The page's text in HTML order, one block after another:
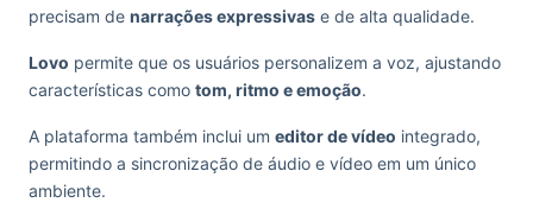
precisam de narrações expressivas e de alta qualidade.
Lovo permite que os usuários personalizem a voz, ajustando
características como tom, ritmo e emoção.
A plataforma também inclui um editor de vídeo integrado,
permitindo a sincronização de áudio e vídeo em um único
ambiente.